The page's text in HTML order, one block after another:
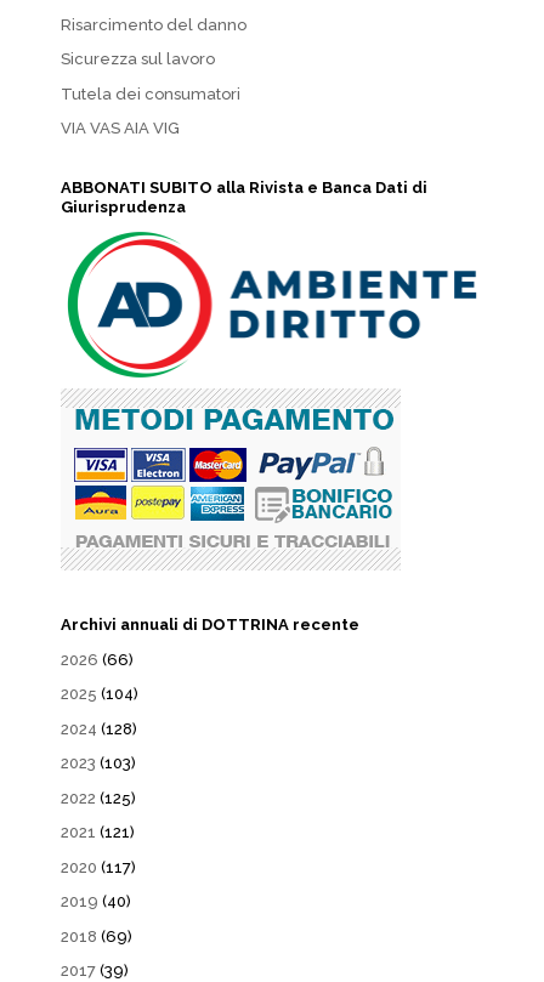
Risarcimento del danno
Sicurezza sul lavoro
Tutela dei consumatori
VIA VAS AIA VIG
ABBONATI SUBITO alla Rivista e Banca Dati di
Giurisprudenza
Archivi annuali di DOTTRINA recente
2026 (66)
2025 (104)
2024 (128)
2023 (103)
2022 (125)
2021 (121)
2020 (117)
2019 (40)
2018 (69)
2017 (39)